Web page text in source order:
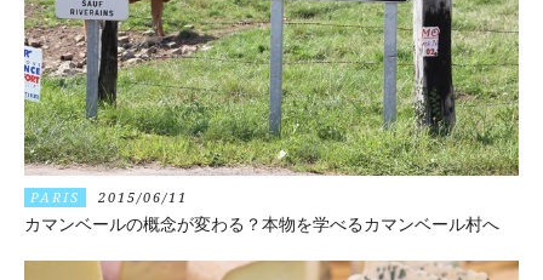
PARIS 2015/06/11
カマンベールの概念が変わる？本物を学べるカマンベール村へ